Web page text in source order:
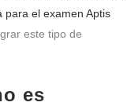
para el examen Aptis
este tipo de
es